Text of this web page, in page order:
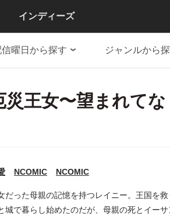
インディーズ
信曜日から探す ジャンルから
災王女〜望まれて
NCOMIC NCOMIC
だった母親の記憶を持つレイニー。王国を
城で暮らし始めたのだが、母親の死とイー